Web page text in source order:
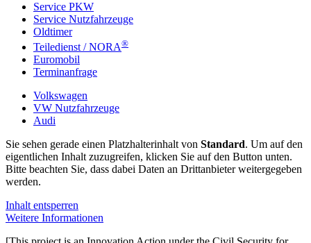
Service PKW
Service Nutzfahrzeuge
Oldtimer
Teiledienst / NORA®
Euromobil
Terminanfrage
Volkswagen
VW Nutzfahrzeuge
Audi
Sie sehen gerade einen Platzhalterinhalt von Standard. Um auf den
eigentlichen Inhalt zuzugreifen, klicken Sie auf den Button unten.
Bitte beachten Sie, dass dabei Daten an Drittanbieter weitergegeben
werden.
Inhalt entsperren
Weitere Informationen